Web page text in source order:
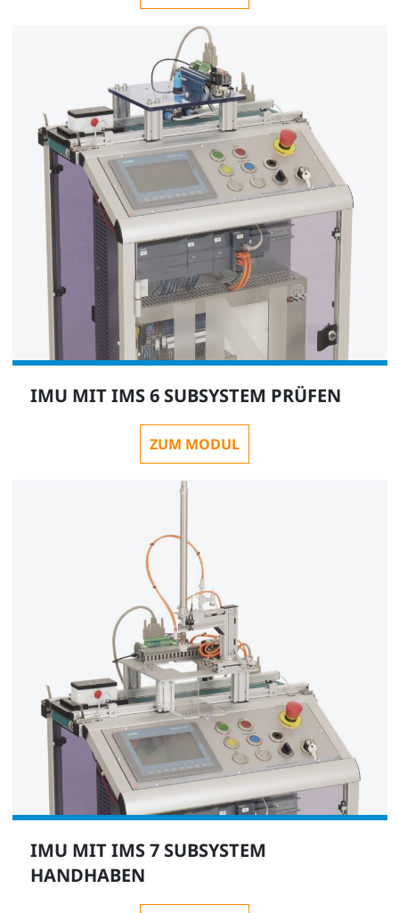
IMU MIT IMS 6 SUBSYSTEM PRÜFEN
ZUM MODUL
IMU MIT IMS 7 SUBSYSTEM
HANDHABEN